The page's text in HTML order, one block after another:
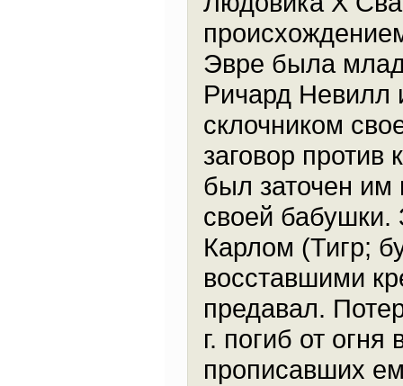
Эвре была
Ричард Невилл
склочником
заговор
был заточен им
своей
Карлом (Тигр;
восставшими
предавал.
г. погиб от
прописавших